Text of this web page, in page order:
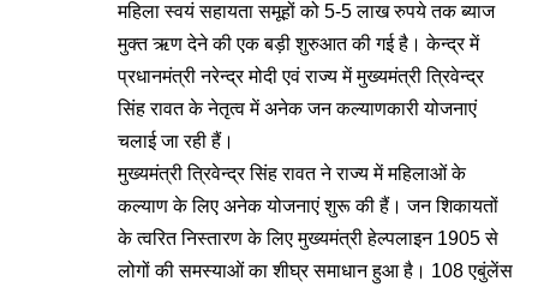
महिला स्वयं सहायता समूहों को 5-5 लाख रुपये तक ब्याज
मुक्त ऋण देने की एक बड़ी शुरुआत की गई है। केन्द्र में
प्रधानमंत्री नरेन्द्र मोदी एवं राज्य में मुख्यमंत्री त्रिवेन्द्र
सिंह रावत के नेतृत्व में अनेक जन कल्याणकारी योजनाएं
चलाई जा रही हैं।
मुख्यमंत्री त्रिवेन्द्र सिंह रावत ने राज्य में महिलाओं के
कल्याण के लिए अनेक योजनाएं शुरू की हैं। जन शिकायतों
के त्वरित निस्तारण के लिए मुख्यमंत्री हेल्पलाइन 1905 से
लोगों की समस्याओं का शीघ्र समाधान हुआ है। 108 एबुंलेंस